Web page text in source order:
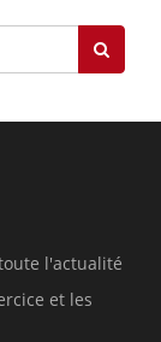
l'actualité
et les